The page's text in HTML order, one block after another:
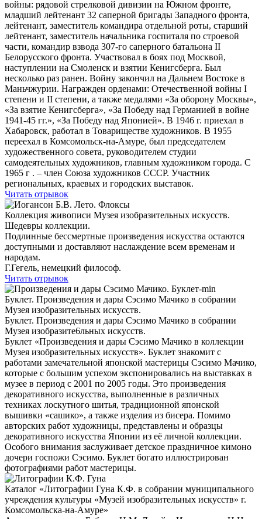
войны: рядовой стрелковой дивизии на Южном фронте,
младший лейтенант 32 саперной бригады Западного фронта,
лейтенант, заместитель командира отдельной роты, старший
лейтенант, заместитель начальника госпиталя по строевой
части, командир взвода 307-го саперного батальона II
Белорусского фронта. Участвовал в боях под Москвой,
наступлении на Смоленск и взятии Кенигсберга. Был
несколько раз ранен. Войну закончил на Дальнем Востоке в
Маньчжурии. Награжден орденами: Отечественной войны I
степени и II степени, а также медалями «За оборону Москвы»,
«За взятие Кенигсберга», «За Победу над Германией в войне
1941-45 гг.», «За Победу над Японией». В 1946 г. приехал в
Хабаровск, работал в Товариществе художников. В 1955
переехал в Комсомольск-на-Амуре, был председателем
художественного совета, руководителем студии
самодеятельных художников, главным художником города. С
1965 г . – член Союза художников СССР. Участник
региональных, краевых и городских выставок.
Читать отрывок
Коллекция живописи Музея изобразительных искусств.
Шедевры коллекции.
Подлинные бессмертные произведения искусства остаются
доступными и доставляют наслаждение всем временам и
народам.
Г.Гегель, немецкий философ.
Читать отрывок
Буклет. Произведения и дары Сэсимо Мачико в собрании
Музея изобразительных искусств.
Буклет. Произведения и дары Сэсимо Мачико в собрании
Музея изобразите6льных искусств.
Буклет «Произведения и дары Сэсимо Мачико в коллекции
Музея изобразительных искусств». Буклет знакомит с
работами замечательной японской мастерицы Сэсимо Мачико,
которые с большим успехом экспонировались на выставках в
музее в период с 2001 по 2005 годы. Это произведения
декоративного искусства, выполненные в различных
техниках лоскутного шитья, традиционной японской
вышивки «сашико», а также изделия из бисера. Помимо
авторских работ художницы, представлены и образцы
декоративного искусства Японии из её личной коллекции.
Особого внимания заслуживает детское праздничное кимоно
дочери госпожи Сэсимо. Буклет богато иллюстрирован
фотографиями работ мастерицы.
Каталог «Литографии Гуна К.Ф. в собрании муниципального
учреждения культуры «Музей изобразительных искусств» г.
Комсомольска-на-Амуре»